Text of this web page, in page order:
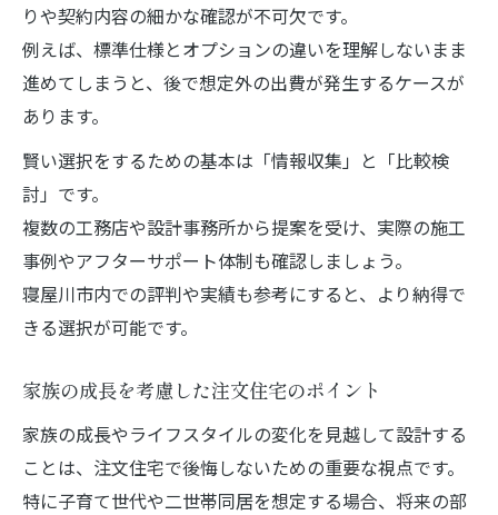
りや契約内容の細かな確認が不可欠です。
例えば、標準仕様とオプションの違いを理解しないまま
進めてしまうと、後で想定外の出費が発生するケースが
あります。
賢い選択をするための基本は「情報収集」と「比較検
討」です。
複数の工務店や設計事務所から提案を受け、実際の施工
事例やアフターサポート体制も確認しましょう。
寝屋川市内での評判や実績も参考にすると、より納得で
きる選択が可能です。
家族の成長を考慮した注文住宅のポイント
家族の成長やライフスタイルの変化を見越して設計する
ことは、注文住宅で後悔しないための重要な視点です。
特に子育て世代や二世帯同居を想定する場合、将来の部